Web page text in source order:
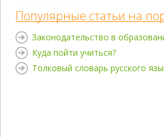
Популярные статьи на
Законодательство в
Куда пойти учиться?
Толковый словарь русского